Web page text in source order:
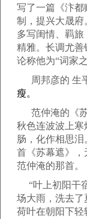
写了一篇《汴
制，提兴大晟府
多写闺情、羁
精雅。长调尤善
论称他为“词家之
周邦彦的 生
瘦。
范仲淹的《苏
秋色连波波上寒
肠，化作相思
首《苏幕遮》
范仲淹的那首。
“叶上初阳干
场大雨，洗去了
荷叶在朝阳下